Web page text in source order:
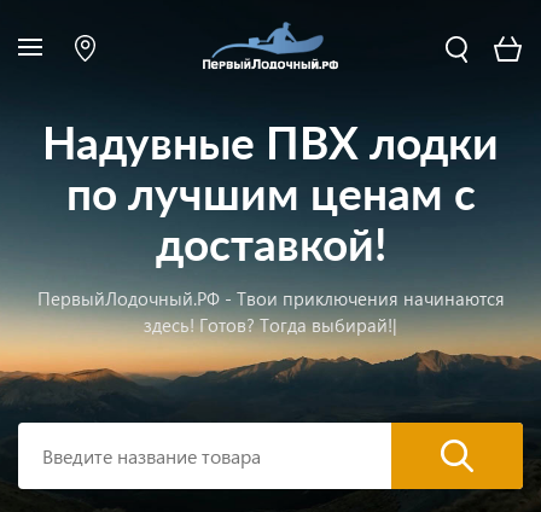
Надувные ПВХ лодки
по лучшим ценам с
доставкой!
ПервыйЛодочный.РФ - Твои приключения начинаются
здесь! Готов? Тогда выбирай!|